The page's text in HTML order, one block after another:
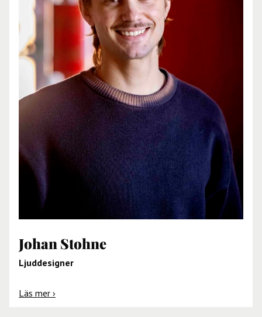
Johan Stohne
Ljuddesigner
Läs mer ›